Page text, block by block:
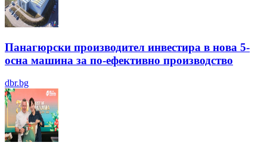
Панагюрски производител инвестира в нова 5-
осна машина за по-ефективно производство
dbr.bg